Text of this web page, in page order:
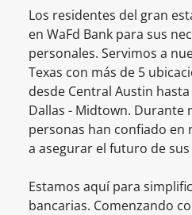
Los residentes del gran
en WaFd Bank para sus
personales. Servimos a
Texas con más de 5
desde Central Austin hasta
Dallas - Midtown. Durante
personas han confiado
a asegurar el futuro de
Estamos aquí para
bancarias. Comenzando